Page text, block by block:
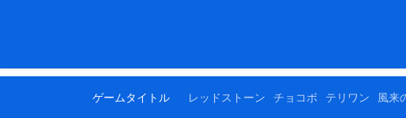
ゲームタイトル レッドストーン チョコボ テリワン 風来